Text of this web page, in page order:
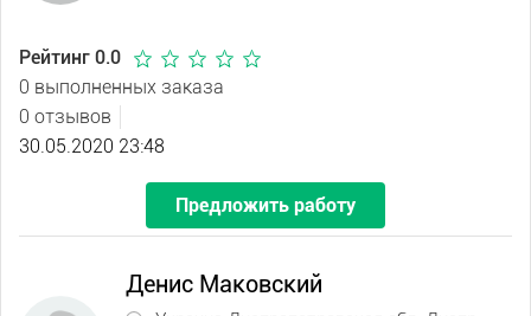
Рейтинг 0.0
0 выполненных заказа
0 отзывов
30.05.2020 23:48
Предложить работу
Денис Маковский